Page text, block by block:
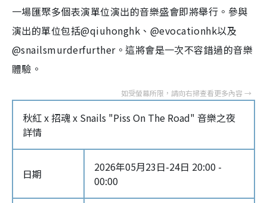
一場匯聚多個表演單位演出的音樂盛會即將舉行。參與
演出的單位包括@qiuhonghk、@evocationhk以及
@snailsmurderfurther。這將會是一次不容錯過的音樂
體驗。
秋紅 x 招魂 x Snails "Piss On The Road" 音樂之夜
詳情
日期
2026年05月23日-24日 20:00 -
00:00